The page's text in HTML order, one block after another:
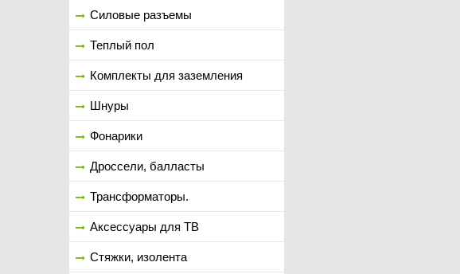
Силовые разъемы
Теплый пол
Комплекты для заземления
Шнуры
Фонарики
Дроссели, балласты
Трансформаторы.
Аксессуары для ТВ
Стяжки, изолента